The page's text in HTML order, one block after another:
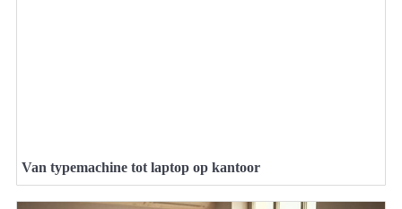
Van typemachine tot laptop op kantoor